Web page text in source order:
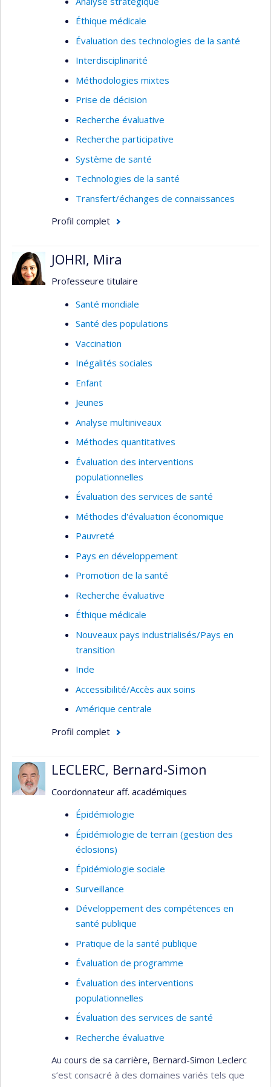
caractéristiques des quartiers peuvent influencer
les habitudes de vie, quels aspects des
voisinages peuvent devenir des cibles
d’interventions de santé publique et comment
ces interventions de santé publique peuvent
changer les voisinages pour le mieux.
Éthique médicale
Évaluation des technologies de la santé
Interdisciplinarité
Méthodologies mixtes
Prise de décision
Recherche évaluative
Recherche participative
Système de santé
Technologies de la santé
Transfert/échanges de connaissances
Profil complet
JOHRI, Mira
Professeure titulaire
Santé mondiale
Santé des populations
Vaccination
Inégalités sociales
Enfant
Jeunes
Analyse multiniveaux
Méthodes quantitatives
Évaluation des interventions
populationnelles
Évaluation des services de santé
Méthodes d'évaluation économique
Pauvreté
Pays en développement
Promotion de la santé
Recherche évaluative
Éthique médicale
Nouveaux pays industrialisés/Pays en
transition
Inde
Accessibilité/Accès aux soins
Amérique centrale
Profil complet
LECLERC, Bernard-Simon
Coordonnateur aff. académiques
Épidémiologie
Épidémiologie de terrain (gestion des
éclosions)
Épidémiologie sociale
Surveillance
Développement des compétences en
santé publique
Pratique de la santé publique
Évaluation de programme
Évaluation des interventions
populationnelles
Évaluation des services de santé
Recherche évaluative
Au cours de sa carrière, Bernard-Simon Leclerc
s’est consacré à des domaines variés tels que